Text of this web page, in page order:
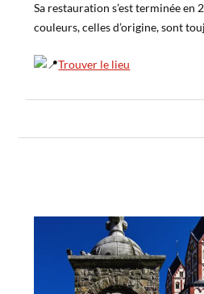
Sa restauration s’est terminée en
couleurs, celles d’origine, sont
Trouver le lieu